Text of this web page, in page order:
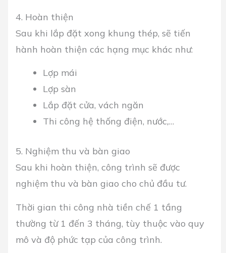
4. Hoàn thiện
Sau khi lắp đặt xong khung thép, sẽ tiến
hành hoàn thiện các hạng mục khác như:
Lợp mái
Lợp sàn
Lắp đặt cửa, vách ngăn
Thi công hệ thống điện, nước,…
5. Nghiệm thu và bàn giao
Sau khi hoàn thiện, công trình sẽ được
nghiệm thu và bàn giao cho chủ đầu tư.
Thời gian thi công nhà tiền chế 1 tầng
thường từ 1 đến 3 tháng, tùy thuộc vào quy
mô và độ phức tạp của công trình.